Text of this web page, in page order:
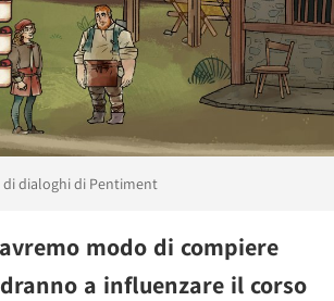
dialoghi di Pentiment
avremo modo di compiere
a influenzare il corso